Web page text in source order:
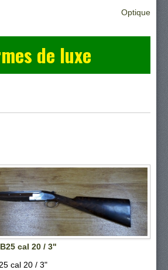
Optique
de luxe
cal 20 / 3"
cal 20 / 3"